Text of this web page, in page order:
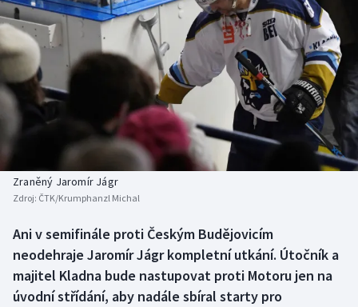
DALŠÍ SPORTY
Americký fotbal
Baseball a softbal
Basketbal
Biatlon
Box
Curling
NEPŘEHLÉDNĚTE
Soutěže
Historické návraty
Aplikace ČT sport
Zraněný Jaromír Jágr
Zdroj: ČTK/Krumphanzl Michal
Ani v semifinále proti Českým Budějovicím
neodehraje Jaromír Jágr kompletní utkání. Útočník a
majitel Kladna bude nastupovat proti Motoru jen na
úvodní střídání, aby nadále sbíral starty pro